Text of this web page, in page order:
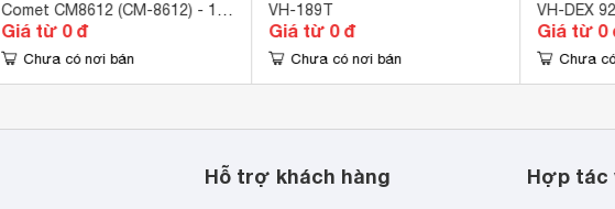
Comet CM8612 (CM-8612) - 12
lít, 1300W
Giá từ 0 đ
Chưa có nơi bán
VH-189T
Giá từ 0 đ
Chưa có nơi bán
VH-DEX
Giá từ 0
Chưa
Hỗ trợ khách hàng Hợp tác